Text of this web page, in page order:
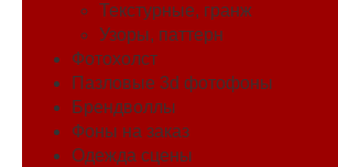
Текстурные, гранж
Узоры, паттерн
Фотохолст
Пазловые 3d фотофоны
Брендволлы
Фоны на заказ
Одежда сцены